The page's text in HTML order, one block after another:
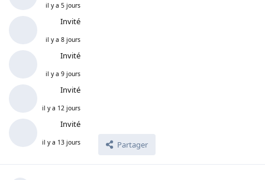
il y a 5 jours
Invité
il y a 8 jours
Invité
il y a 9 jours
Invité
il y a 12 jours
Invité
il y a 13 jours Partager